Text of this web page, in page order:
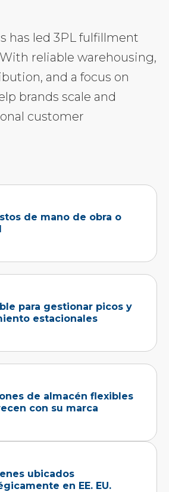
has led 3PL fulfillment
reliable warehousing,
and a focus on
brands scale and
customer
de mano de obra o
para gestionar picos y
estacionales
de almacén flexibles
con su marca
ubicados
en EE. EU.